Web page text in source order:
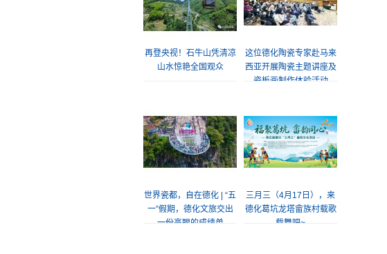
再登央视！石牛山凭清凉
山水惊艳全国观众
这位德化陶瓷专家赴马来
西亚开展陶瓷主题讲座及
瓷板画制作体验活动
世界瓷都，自在德化 | “五
一”假期，德化文旅交出
一份亮眼的成绩单
三月三（4月17日），来
德化葛坑龙塔畲族村载歌
载舞吧~